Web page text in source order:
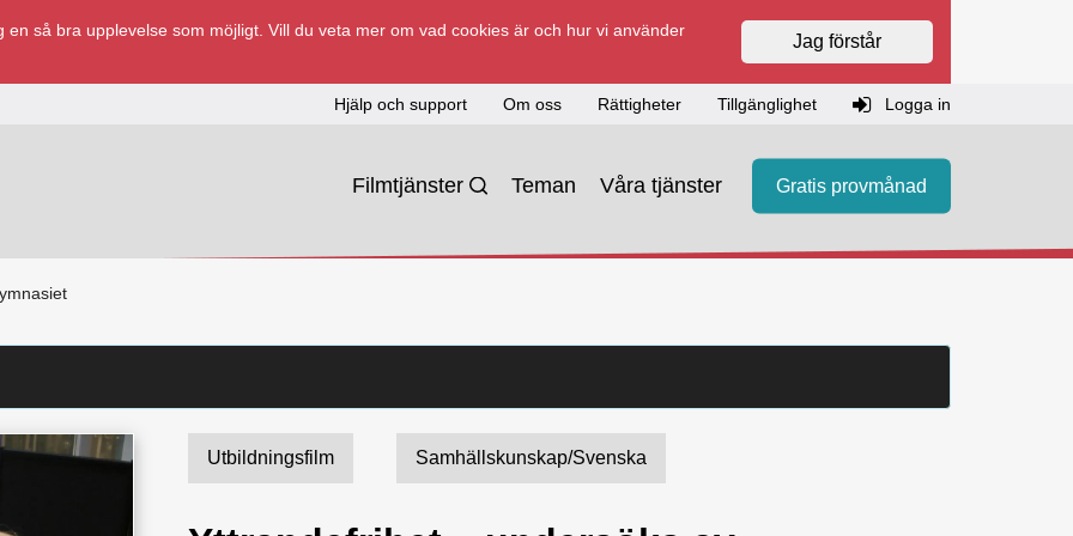
så bra upplevelse som möjligt. Vill du veta mer om vad cookies är och hur vi använder
Jag förstår
Hjälp och support Om oss Rättigheter Tillgänglighet Logga in
Filmtjänster Teman Våra tjänster Gratis provmånad
Utbildningsfilm Samhällskunskap/svenska